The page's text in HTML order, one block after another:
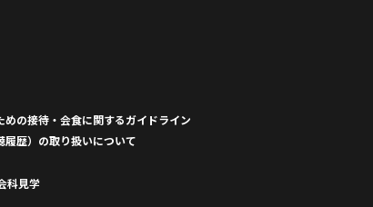
の接待・会食に関するガイドライン
歴）の取り扱いについて
科見学